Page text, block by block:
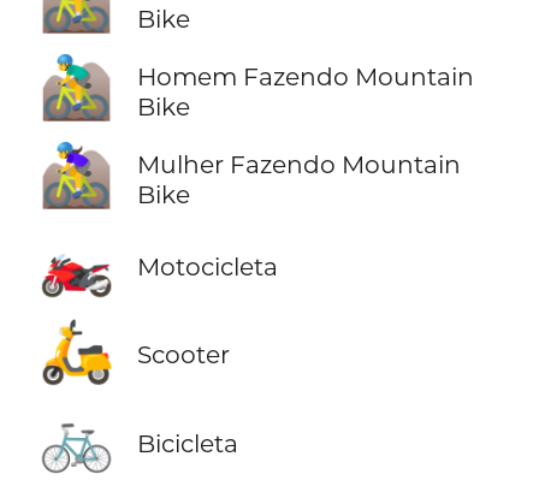
Bike
🚵‍♂️
Homem Fazendo Mountain
Bike
🚵‍♀️
Mulher Fazendo Mountain
Bike
🏍️ Motocicleta
🛵 Scooter
🚲 Bicicleta